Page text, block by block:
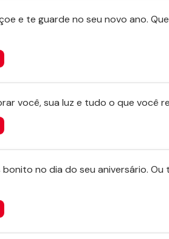
e te guarde no seu novo ano.
você, sua luz e tudo o que você
no dia do seu aniversário. Ou